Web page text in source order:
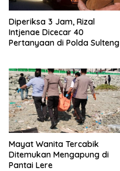
Diperiksa 3 Jam, Rizal
Intjenae Dicecar 40
Pertanyaan di Polda Sulteng
Mayat Wanita Tercabik
Ditemukan Mengapung di
Pantai Lere